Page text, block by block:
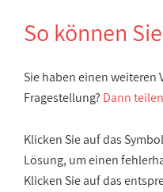
So können
Sie haben einen weiteren
Fragestellung? Dann
Klicken Sie auf das Symbol
Lösung, um einen
Klicken Sie auf das